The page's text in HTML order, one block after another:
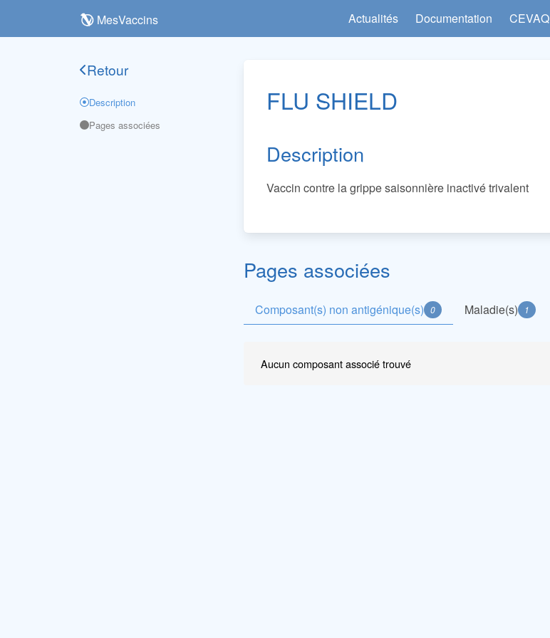
MesVaccins Actualités Documentation CEVAQ
Retour
Description
Pages associées
FLU SHIELD
Description
Vaccin contre la grippe saisonnière inactivé trivalent
Pages associées
Composant(s) non antigénique(s) 0 Maladie(s) 1
Aucun composant associé trouvé